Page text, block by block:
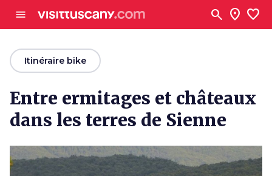
menu search location_on favorite
arrow_backItinéraire bike
Entre ermitages et châteaux
dans les terres de Sienne